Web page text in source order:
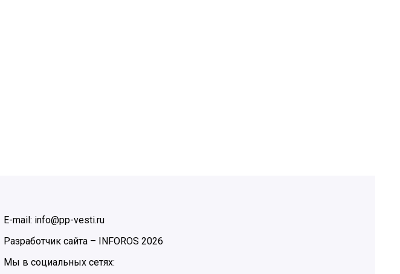
E-mail: info@pp-vesti.ru
Разработчик сайта –
INFOROS 2026
Мы в социальных сетях: